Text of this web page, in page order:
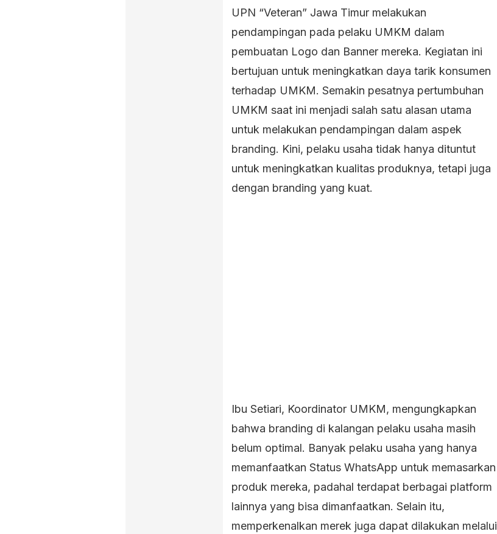
UPN “Veteran” Jawa Timur melakukan
pendampingan pada pelaku UMKM dalam
pembuatan Logo dan Banner mereka. Kegiatan ini
bertujuan untuk meningkatkan daya tarik konsumen
terhadap UMKM. Semakin pesatnya pertumbuhan
UMKM saat ini menjadi salah satu alasan utama
untuk melakukan pendampingan dalam aspek
branding. Kini, pelaku usaha tidak hanya dituntut
untuk meningkatkan kualitas produknya, tetapi juga
dengan branding yang kuat.
Ibu Setiari, Koordinator UMKM, mengungkapkan
bahwa branding di kalangan pelaku usaha masih
belum optimal. Banyak pelaku usaha yang hanya
memanfaatkan Status WhatsApp untuk memasarkan
produk mereka, padahal terdapat berbagai platform
lainnya yang bisa dimanfaatkan. Selain itu,
memperkenalkan merek juga dapat dilakukan melalui